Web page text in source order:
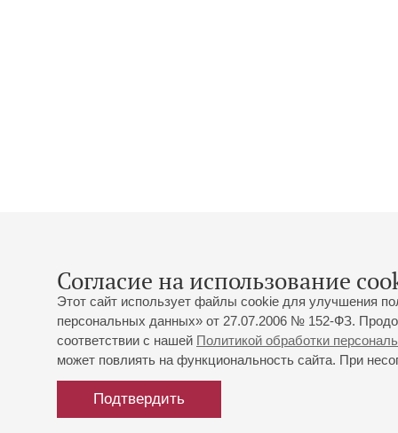
Согласие на использование
Этот сайт использует файлы cookie для улучшения
персональных данных» от 27.07.2006 № 152-ФЗ.
соответствии с нашей Политикой обработки
может повлиять на функциональность сайта. При
Подтвердить